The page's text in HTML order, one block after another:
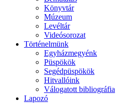
Könyvtár
Múzeum
Levéltár
Videósorozat
Történelmünk
Egyházmegyénk
Püspökök
Segédpüspökök
Hitvallóink
Válogatott bibliográfia
Lapozó